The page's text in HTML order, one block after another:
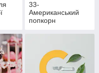
33-
Американський
попкорн